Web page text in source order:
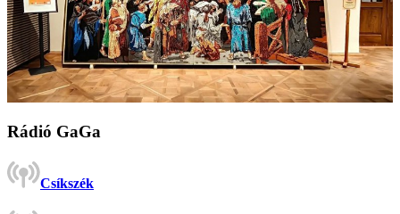
Rádió GaGa
Csíkszék